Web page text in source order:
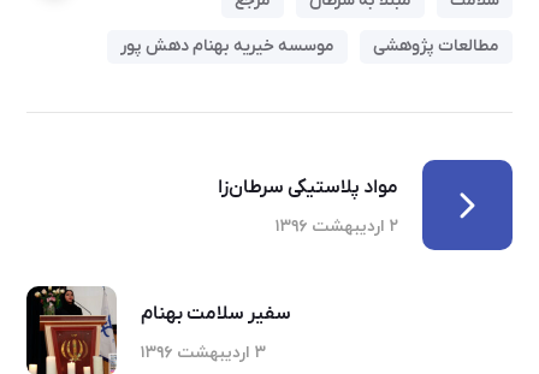
مطالعات پژوهشی
موسسه خیریه بهنام دهش پور
مواد پلاستیکی سرطان‌زا
۲ اردیبهشت ۱۳۹۶
سفیر سلامت بهنام
۳ اردیبهشت ۱۳۹۶